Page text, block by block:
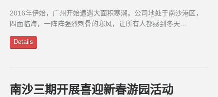
2016年伊始，广州开始遭遇大面积寒潮。公司地处于南沙港区，
四面临海，一阵阵强烈刺骨的寒风，让所有人都感到冬天…
Details
南沙三期开展喜迎新春游园活动